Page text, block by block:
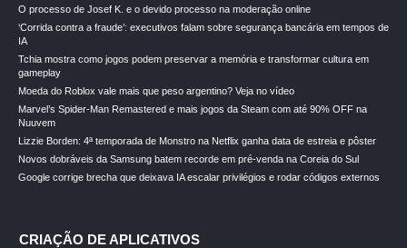
O processo de Josef K. e o devido processo na moderação online
‘Corrida contra a fraude’: executivos falam sobre segurança bancária em tempos de
IA
Tchia mostra como jogos podem preservar a memória e transformar cultura em
gameplay
Moeda do Roblox vale mais que peso argentino? Veja no vídeo
Marvel’s Spider-Man Remastered e mais jogos da Steam com até 90% OFF na
Nuuvem
Lizzie Borden: 4ª temporada de Monstro na Netflix ganha data de estreia e pôster
Novos dobráveis da Samsung batem recorde em pré-venda na Coreia do Sul
Google corrige brecha que deixava IA escalar privilégios e rodar códigos externos
CRIAÇÃO DE APLICATIVOS